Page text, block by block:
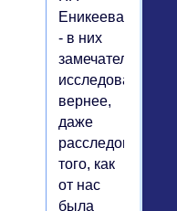
Еникеева
- в них
замечательное
исследование,
вернее,
даже
расследование
того, как
от нас
была